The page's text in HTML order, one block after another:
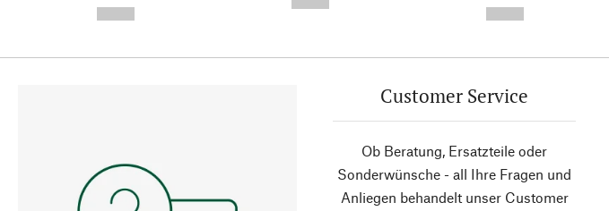
Customer Service
Ob Beratung, Ersatzteile oder
Sonderwünsche - all Ihre Fragen und
Anliegen behandelt unser Customer